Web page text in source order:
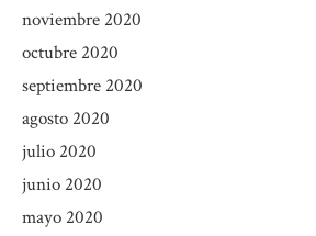
noviembre 2020
octubre 2020
septiembre 2020
agosto 2020
julio 2020
junio 2020
mayo 2020